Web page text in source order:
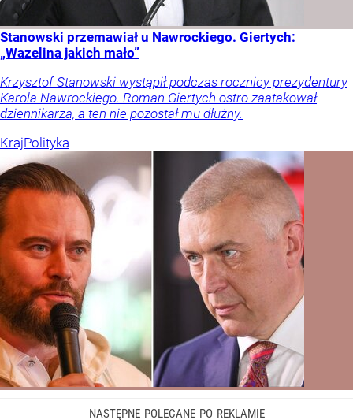
Stanowski przemawiał u Nawrockiego. Giertych:
„Wazelina jakich mało”
Krzysztof Stanowski wystąpił podczas rocznicy prezydentury
Karola Nawrockiego. Roman Giertych ostro zaatakował
dziennikarza, a ten nie pozostał mu dłużny.
KrajPolityka